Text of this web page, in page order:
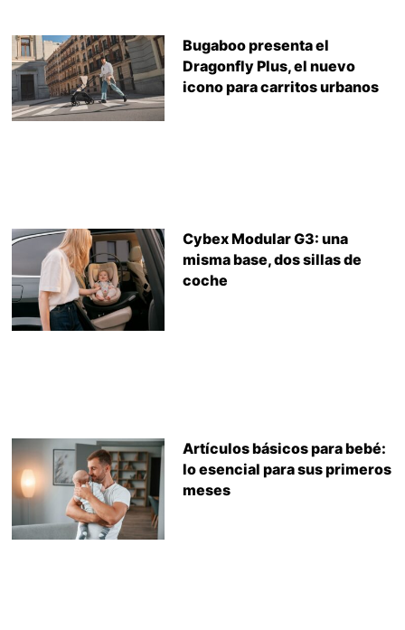
Bugaboo presenta el
Dragonfly Plus, el nuevo
icono para carritos urbanos
Cybex Modular G3: una
misma base, dos sillas de
coche
Artículos básicos para bebé:
lo esencial para sus primeros
meses